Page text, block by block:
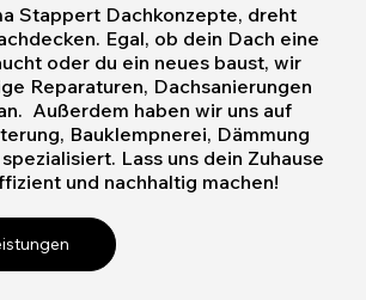
Stappert Dachkonzepte, dreht
Egal, ob dein Dach eine
oder du ein neues baust, wir
Reparaturen, Dachsanierungen
Außerdem haben wir uns auf
Bauklempnerei, Dämmung
Lass uns dein Zuhause
und nachhaltig machen!